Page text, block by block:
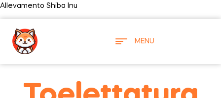
Allevamento Shiba Inu
MENU